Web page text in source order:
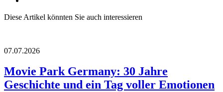
Diese Artikel könnten Sie auch interessieren
07.07.2026
Movie Park Germany: 30 Jahre
Geschichte und ein Tag voller Emotionen